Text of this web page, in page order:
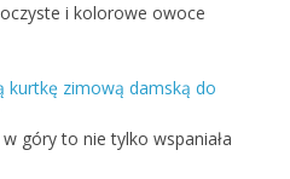
i kolorowe owoce
kurtkę zimową damską do
góry to nie tylko wspaniała